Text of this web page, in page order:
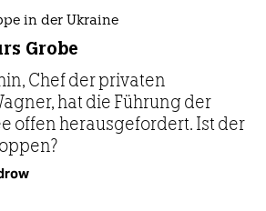
in der Ukraine
Grobe
Chef der privaten
hat die Führung der
offen herausgefordert. Ist der